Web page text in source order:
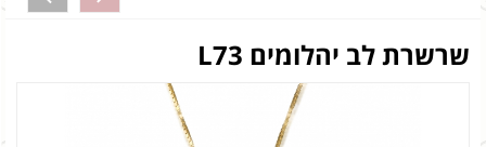
שרשרת לב יהלומים L73